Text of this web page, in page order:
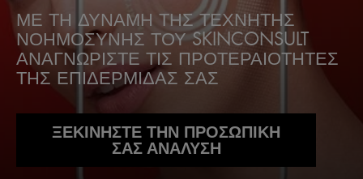
ΜΕ ΤΗ ΔΥΝΑΜΗ ΤΗΣ ΤΕΧΝΗΤΗΣ
ΝΟΗΜΟΣΥΝΗΣ ΤΟΥ SKINCONSULT
ΑΝΑΓΝΩΡΙΣΤΕ ΤΙΣ ΠΡΟΤΕΡΑΙΟΤΗΤΕΣ
ΤΗΣ ΕΠΙΔΕΡΜΙΔΑΣ ΣΑΣ
ΞΕΚΙΝΗΣΤΕ ΤΗΝ ΠΡΟΣΩΠΙΚΗ
ΣΑΣ ΑΝΑΛΥΣΗ